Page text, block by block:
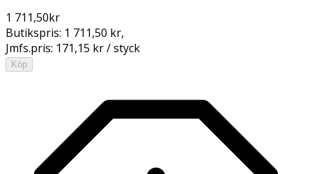
1 711,50kr
Butikspris: 1 711,50 kr,
Jmfs.pris: 171,15 kr / styck
Köp